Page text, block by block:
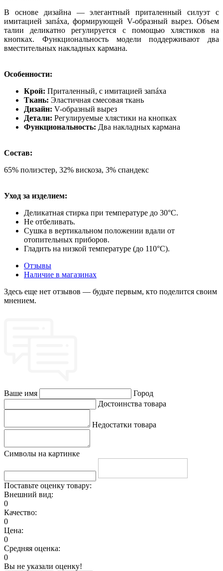
В основе дизайна — элегантный приталенный силуэт с
имитацией запáха, формирующей V-образный вырез. Объем
талии деликатно регулируется с помощью хлястиков на
кнопках. Функциональность модели поддерживают два
вместительных накладных кармана.
Особенности:
Крой: Приталенный, с имитацией запáха
Ткань: Эластичная смесовая ткань
Дизайн: V-образный вырез
Детали: Регулируемые хлястики на кнопках
Функциональность: Два накладных кармана
Состав:
65% полиэстер, 32% вискоза, 3% спандекс
Уход за изделием:
Деликатная стирка при температуре до 30°C.
Не отбеливать.
Сушка в вертикальном положении вдали от
отопительных приборов.
Гладить на низкой температуре (до 110°C).
Отзывы
Наличие в магазинах
Здесь еще нет отзывов — будьте первым, кто поделится своим
мнением.
Ваше имя
Город
Достоинства товара
Недостатки товара
Символы на картинке
Поставьте оценку товару:
Внешний вид:
0
Качество:
0
Цена:
0
Средняя оценка:
0
Вы не указали оценку!